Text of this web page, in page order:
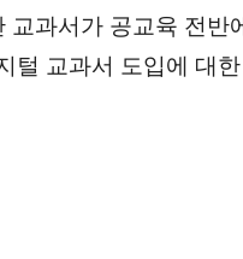
교과서가 공교육 전
털 교과서 도입에 대